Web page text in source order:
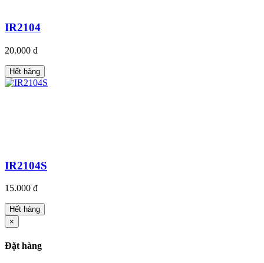
IR2104
20.000 đ
Hết hàng
IR2104S
15.000 đ
Hết hàng
×
Đặt hàng